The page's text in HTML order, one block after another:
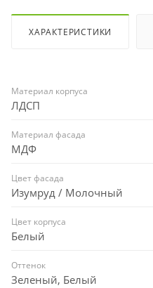
ХАРАКТЕРИСТИКИ
Материал корпуса
ЛДСП
Материал фасада
МДФ
Цвет фасада
Изумруд / Молочный
Цвет корпуса
Белый
Оттенок
Зеленый, Белый